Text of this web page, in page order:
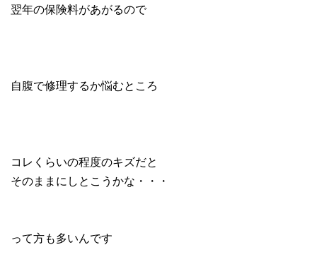
翌年の保険料があがるので
自腹で修理するか悩むところ
コレくらいの程度のキズだと
そのままにしとこうかな・・・
って方も多いんです